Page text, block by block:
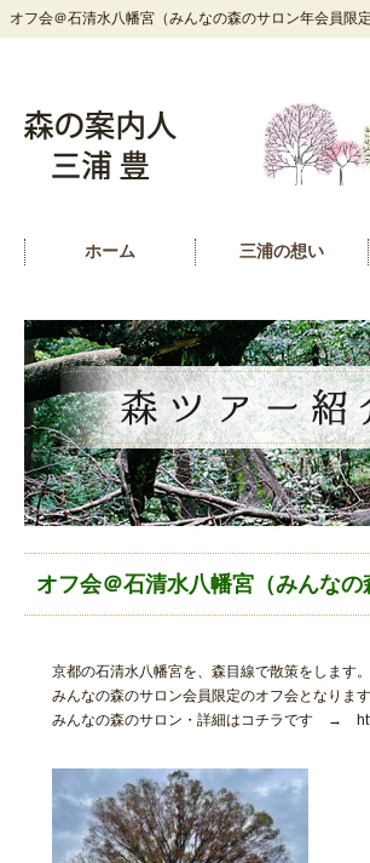
オフ会＠石清水八幡宮（みんなの森のサロン年会員限
ホーム 三浦の想い
オフ会＠石清水八幡宮（みんな
京都の石清水八幡宮を、森目線で散策をします。
みんなの森のサロン会員限定のオフ会となります
みんなの森のサロン・詳細はコチラです →